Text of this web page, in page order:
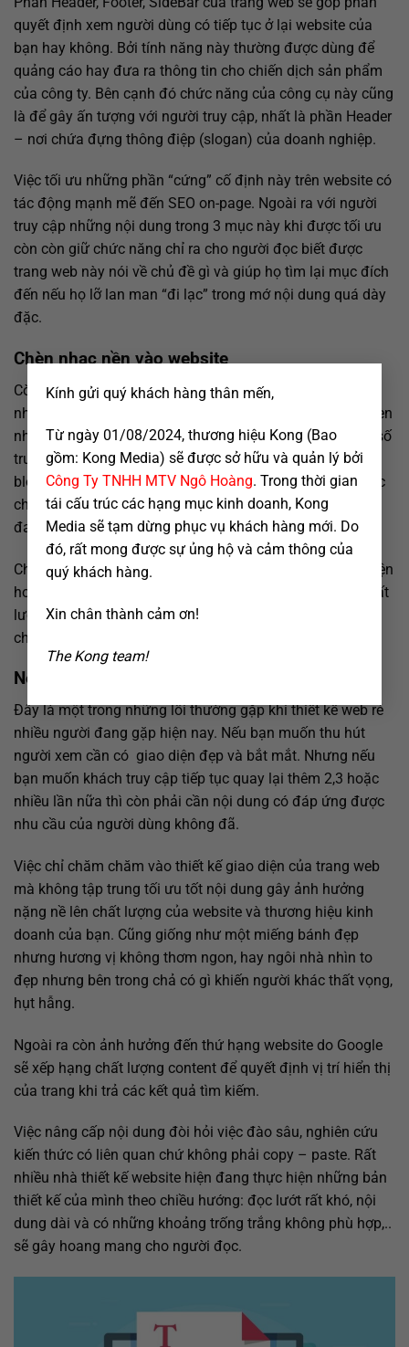
Kính gửi quý khách hàng thân mến,
Từ ngày 01/08/2024, thương hiệu Kong (Bao
gồm: Kong Media) sẽ được sở hữu và quản lý bởi
Công Ty TNHH MTV Ngô Hoàng. Trong thời gian
tái cấu trúc các hạng mục kinh doanh, Kong
Media sẽ tạm dừng phục vụ khách hàng mới. Do
đó, rất mong được sự ủng hộ và cảm thông của
quý khách hàng.
Xin chân thành cảm ơn!
The Kong team!
quyết định xem người dùng có tiếp tục ở lại website của
bạn hay không. Bởi tính năng này thường được dùng để
quảng cáo hay đưa ra thông tin cho chiến dịch sản phẩm
của công ty. Bên cạnh đó chức năng của công cụ này cũng
là để gây ấn tượng với người truy cập, nhất là phần Header
– nơi chứa đựng thông điệp (slogan) của doanh nghiệp.
Việc tối ưu những phần “cứng” cố định này trên website có
tác động mạnh mẽ đến SEO on-page. Ngoài ra với người
truy cập những nội dung trong 3 mục này khi được tối ưu
còn còn giữ chức năng chỉ ra cho người đọc biết được
trang web này nói về chủ đề gì và giúp họ tìm lại mục đích
đến nếu họ lỡ lan man “đi lạc” trong mớ nội dung quá dày
đặc.
Chèn nhạc nền vào website
Còn gì tuyệt vời hơn khi bạn vừa đọc blog vừa nghe nhạc
nhỉ – đó là lý do khiến hàng loạt các website thi nhau chèn
nhạc nền vào trong background của website. Trong một số
trường hợp nhất định thì nó quả thật có tác dụng như với
blog tâm sự – tâm lý tình cảm. Nhưng với website thì việc
chèn nhạc trở nên lạc hậu, thô kệch và gây phiến toái với
đa số người dùng.
Chính vì vậy, cách để giúp cho website của mình thân thiện
hơn với người dùng thì mọi người nên tối ưu nội dung chất
lượng cùng giao diện bắt mắt thay vì đưa nhạc vào mà
chưa chắc khách hàng đã thích.
Nội dung thông tin kém chất lượng
Đây là một trong những lỗi thường gặp khi thiết kế web rẻ
nhiều người đang gặp hiện nay. Nếu bạn muốn thu hút
người xem cần có giao diện đẹp và bắt mắt. Nhưng nếu
bạn muốn khách truy cập tiếp tục quay lại thêm 2,3 hoặc
nhiều lần nữa thì còn phải cần nội dung có đáp ứng được
nhu cầu của người dùng không đã.
Việc chỉ chăm chăm vào thiết kế giao diện của trang web
mà không tập trung tối ưu tốt nội dung gây ảnh hưởng
nặng nề lên chất lượng của website và thương hiệu kinh
doanh của bạn. Cũng giống như một miếng bánh đẹp
nhưng hương vị không thơm ngon, hay ngôi nhà nhìn to
đẹp nhưng bên trong chả có gì khiến người khác thất vọng,
hụt hẫng.
Ngoài ra còn ảnh hưởng đến thứ hạng website do Google
sẽ xếp hạng chất lượng content để quyết định vị trí hiển thị
của trang khi trả các kết quả tìm kiếm.
Việc nâng cấp nội dung đòi hỏi việc đào sâu, nghiên cứu
kiến thức có liên quan chứ không phải copy – paste. Rất
nhiều nhà thiết kế website hiện đang thực hiện những bản
thiết kế của mình theo chiều hướng: đọc lướt rất khó, nội
dung dài và có những khoảng trống trắng không phù hợp,..
sẽ gây hoang mang cho người đọc.